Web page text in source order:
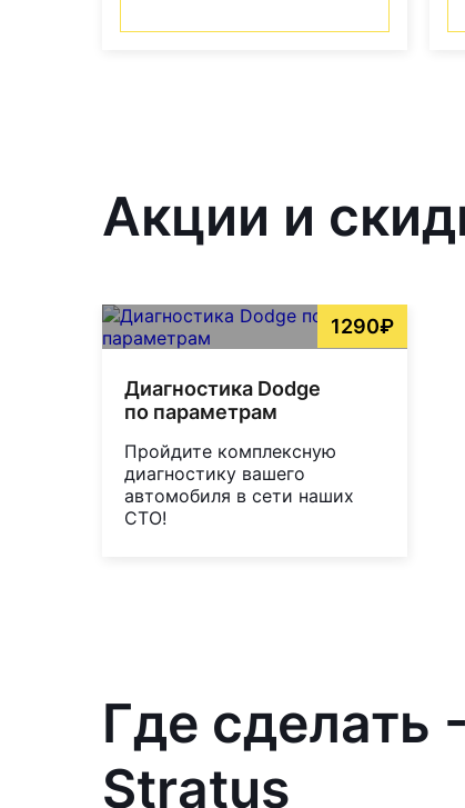
Акции и
1290₽
Диагностика Dodge
по параметрам
Пройдите комплексную
диагностику вашего
автомобиля в сети наших
СТО!
Где сделать
Stratus